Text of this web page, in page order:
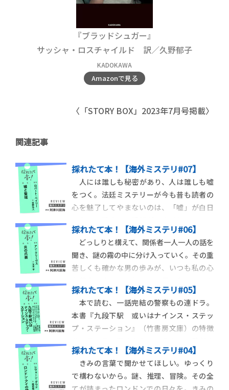
『ブラッドシュガー』
サッシャ・ロスチャイルド 訳／久野郁子
KADOKAWA
Amazonで見る
〈「STORY BOX」2023年7月号掲載〉
関連記事
採れたて本！【海外ミステリ#07】
人には誰しも秘密があり、人は誰しも嘘
をつく。法廷ミステリーが今も昔も読者の
心を魅了してやまないのは、「嘘」が白日
タルシスであるからだろう。ロバート・ベイ
リーの最新刊『嘘と聖域』（小学館文庫）
は、「嘘」について描かれた法廷ミステリ
ーである。本書はベイリーが過去に展開し
た法廷ミステリ
採れたて本！【海外ミステリ#06】
どっしりと構えて、関係者一人一人の話を
聞き、謎の霧の中に分け入っていく。その重
苦しくも確かな男の歩みが、いつも私の心
ー・ペレス。イギリス最北端の地、シェト
ランド地方の警部である。東京創元社から
刊行のアン・クリーヴス『炎の爪痕』は、
ペレスを主人公とした〈シェトランド四重
奏〉シリーズ
採れたて本！【海外ミステリ#05】
本で読む、一話完結の警察もの連ドラ。
本書『九段下駅 或いはナインス・ステッ
プ・ステーション』（竹書房文庫）の特徴
一人であるＳＦ作家、マルカ・オールダー
のウェブサイトによれば、ポッドキャスト
サービスである Serial Box（今は Realm）
採れたて本！【海外ミステリ#04】
きみの言葉で聞かせてほしい。ゆっくり
で構わないから。謎、推理、冒険。その全